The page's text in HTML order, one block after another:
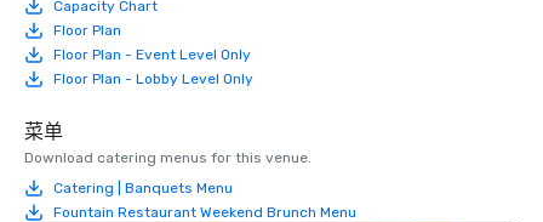
Capacity Chart
Floor Plan
Floor Plan - Event Level Only
Floor Plan - Lobby Level Only
菜单
Download catering menus for this venue.
Catering | Banquets Menu
Fountain Restaurant Weekend Brunch Menu